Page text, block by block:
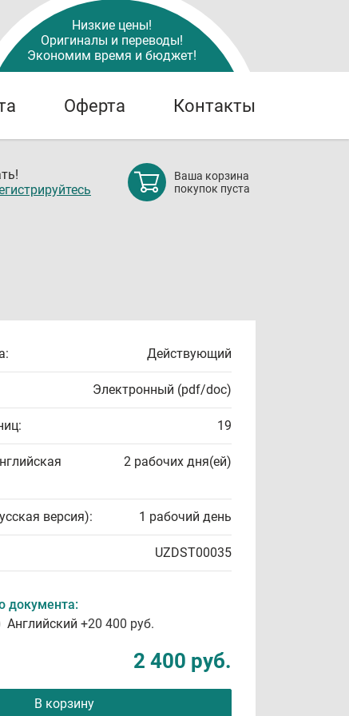
Низкие цены!
Оригиналы и переводы!
Экономим время и бюджет!
Оферта Контакты
Ваша корзина
покупок пуста
Действующий
Электронный (pdf/doc)
19
2 рабочих дня(ей)
версия): 1 рабочий день
UZDST00035
документа:
Английский +20 400 руб.
2 400 руб.
В корзину